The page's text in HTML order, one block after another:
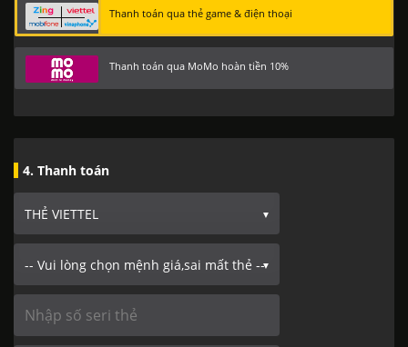
Thanh toán qua thẻ game & điện thoại
Thanh toán qua MoMo hoàn tiền 10%
4. Thanh toán